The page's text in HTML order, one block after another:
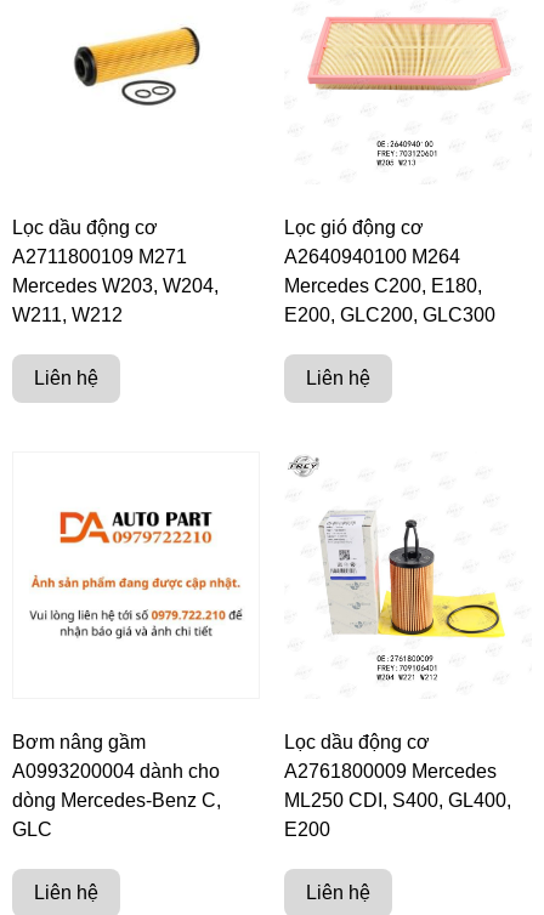
Lọc dầu động cơ
A2711800109 M271
Mercedes W203, W204,
W211, W212
Liên hệ
Lọc gió động cơ
A2640940100 M264
Mercedes C200, E180,
E200, GLC200, GLC300
Liên hệ
Bơm nâng gầm
A0993200004 dành cho
dòng Mercedes-Benz C,
GLC
Liên hệ
Lọc dầu động cơ
A2761800009 Mercedes
ML250 CDI, S400, GL400,
E200
Liên hệ